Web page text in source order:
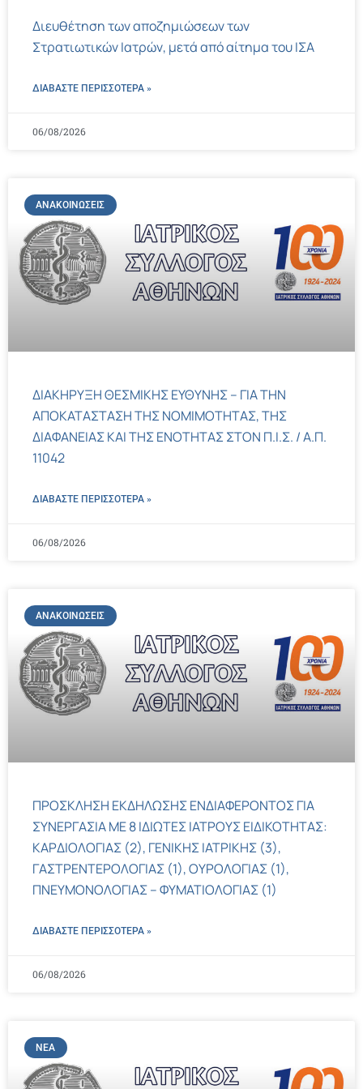
Διευθέτηση των αποζημιώσεων των
Στρατιωτικών Ιατρών, μετά από αίτημα του ΙΣΑ
ΔΙΑΒΑΣΤΕ ΠΕΡΙΣΣΌΤΕΡΑ »
06/08/2026
ΑΝΑΚΟΙΝΏΣΕΙΣ
ΔΙΑΚΗΡΥΞΗ ΘΕΣΜΙΚΗΣ ΕΥΘΥΝΗΣ – ΓΙΑ ΤΗΝ
ΑΠΟΚΑΤΑΣΤΑΣΗ ΤΗΣ ΝΟΜΙΜΟΤΗΤΑΣ, ΤΗΣ
ΔΙΑΦΑΝΕΙΑΣ ΚΑΙ ΤΗΣ ΕΝΟΤΗΤΑΣ ΣΤΟΝ Π.Ι.Σ. / Α.Π.
11042
ΔΙΑΒΑΣΤΕ ΠΕΡΙΣΣΌΤΕΡΑ »
06/08/2026
ΑΝΑΚΟΙΝΏΣΕΙΣ
ΠΡΟΣΚΛΗΣΗ ΕΚΔΗΛΩΣΗΣ ΕΝΔΙΑΦΕΡΟΝΤΟΣ ΓΙΑ
ΣΥΝΕΡΓΑΣΙΑ ΜΕ 8 ΙΔΙΩΤΕΣ ΙΑΤΡΟΥΣ ΕΙΔΙΚΟΤΗΤΑΣ:
ΚΑΡΔΙΟΛΟΓΙΑΣ (2), ΓΕΝΙΚΗΣ ΙΑΤΡΙΚΗΣ (3),
ΓΑΣΤΡΕΝΤΕΡΟΛΟΓΙΑΣ (1), ΟΥΡΟΛΟΓΙΑΣ (1),
ΠΝΕΥΜΟΝΟΛΟΓΙΑΣ – ΦΥΜΑΤΙΟΛΟΓΙΑΣ (1)
ΔΙΑΒΑΣΤΕ ΠΕΡΙΣΣΌΤΕΡΑ »
06/08/2026
ΝΈΑ